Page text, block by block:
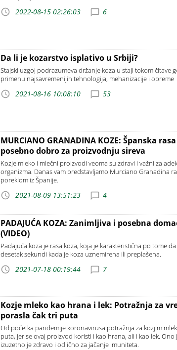
2022-08-15 02:26:03 6
Da li je kozarstvo isplativo u Srbiji?
Stajski uzgoj podrazumeva držanje koza u staji tokom čitave
primenu najsavremenijih tehnologija, mehanizacije i opreme
2021-08-16 10:08:10 53
MURCIANO GRANADINA KOZE: Španska
posebno dobro za proizvodnju sireva
Kozje mleko i mlečni proizvodi veoma su zdravi i važni za
organizma. Danas vam predstavljamo Murciano Granadina
poreklom iz Španije.
2021-08-09 13:51:23 4
PADAJUĆA KOZA: Zanimljiva i posebna
(VIDEO)
Padajuća koza je rasa koza, koja je karakteristična po tome
desetak sekundi kada je koza uznemirena ili preplašena.
2021-07-18 00:19:44 7
Kozje mleko kao hrana i lek: Potražnja za
porasla čak tri puta
Od početka pandemije koronavirusa potražnja za kozjim
puta, jer se ovaj proizvod koristi i kao hrana, ali i kao lek.
izuzetno je zdravo i odlično za jačanje imuniteta.